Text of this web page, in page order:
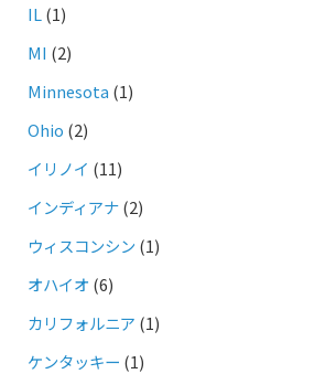
IL (1)
MI (2)
Minnesota (1)
Ohio (2)
イリノイ (11)
インディアナ(2)
ウィスコンシン (1)
オハイオ (6)
カリフォルニア (1)
ケンタッキー (1)